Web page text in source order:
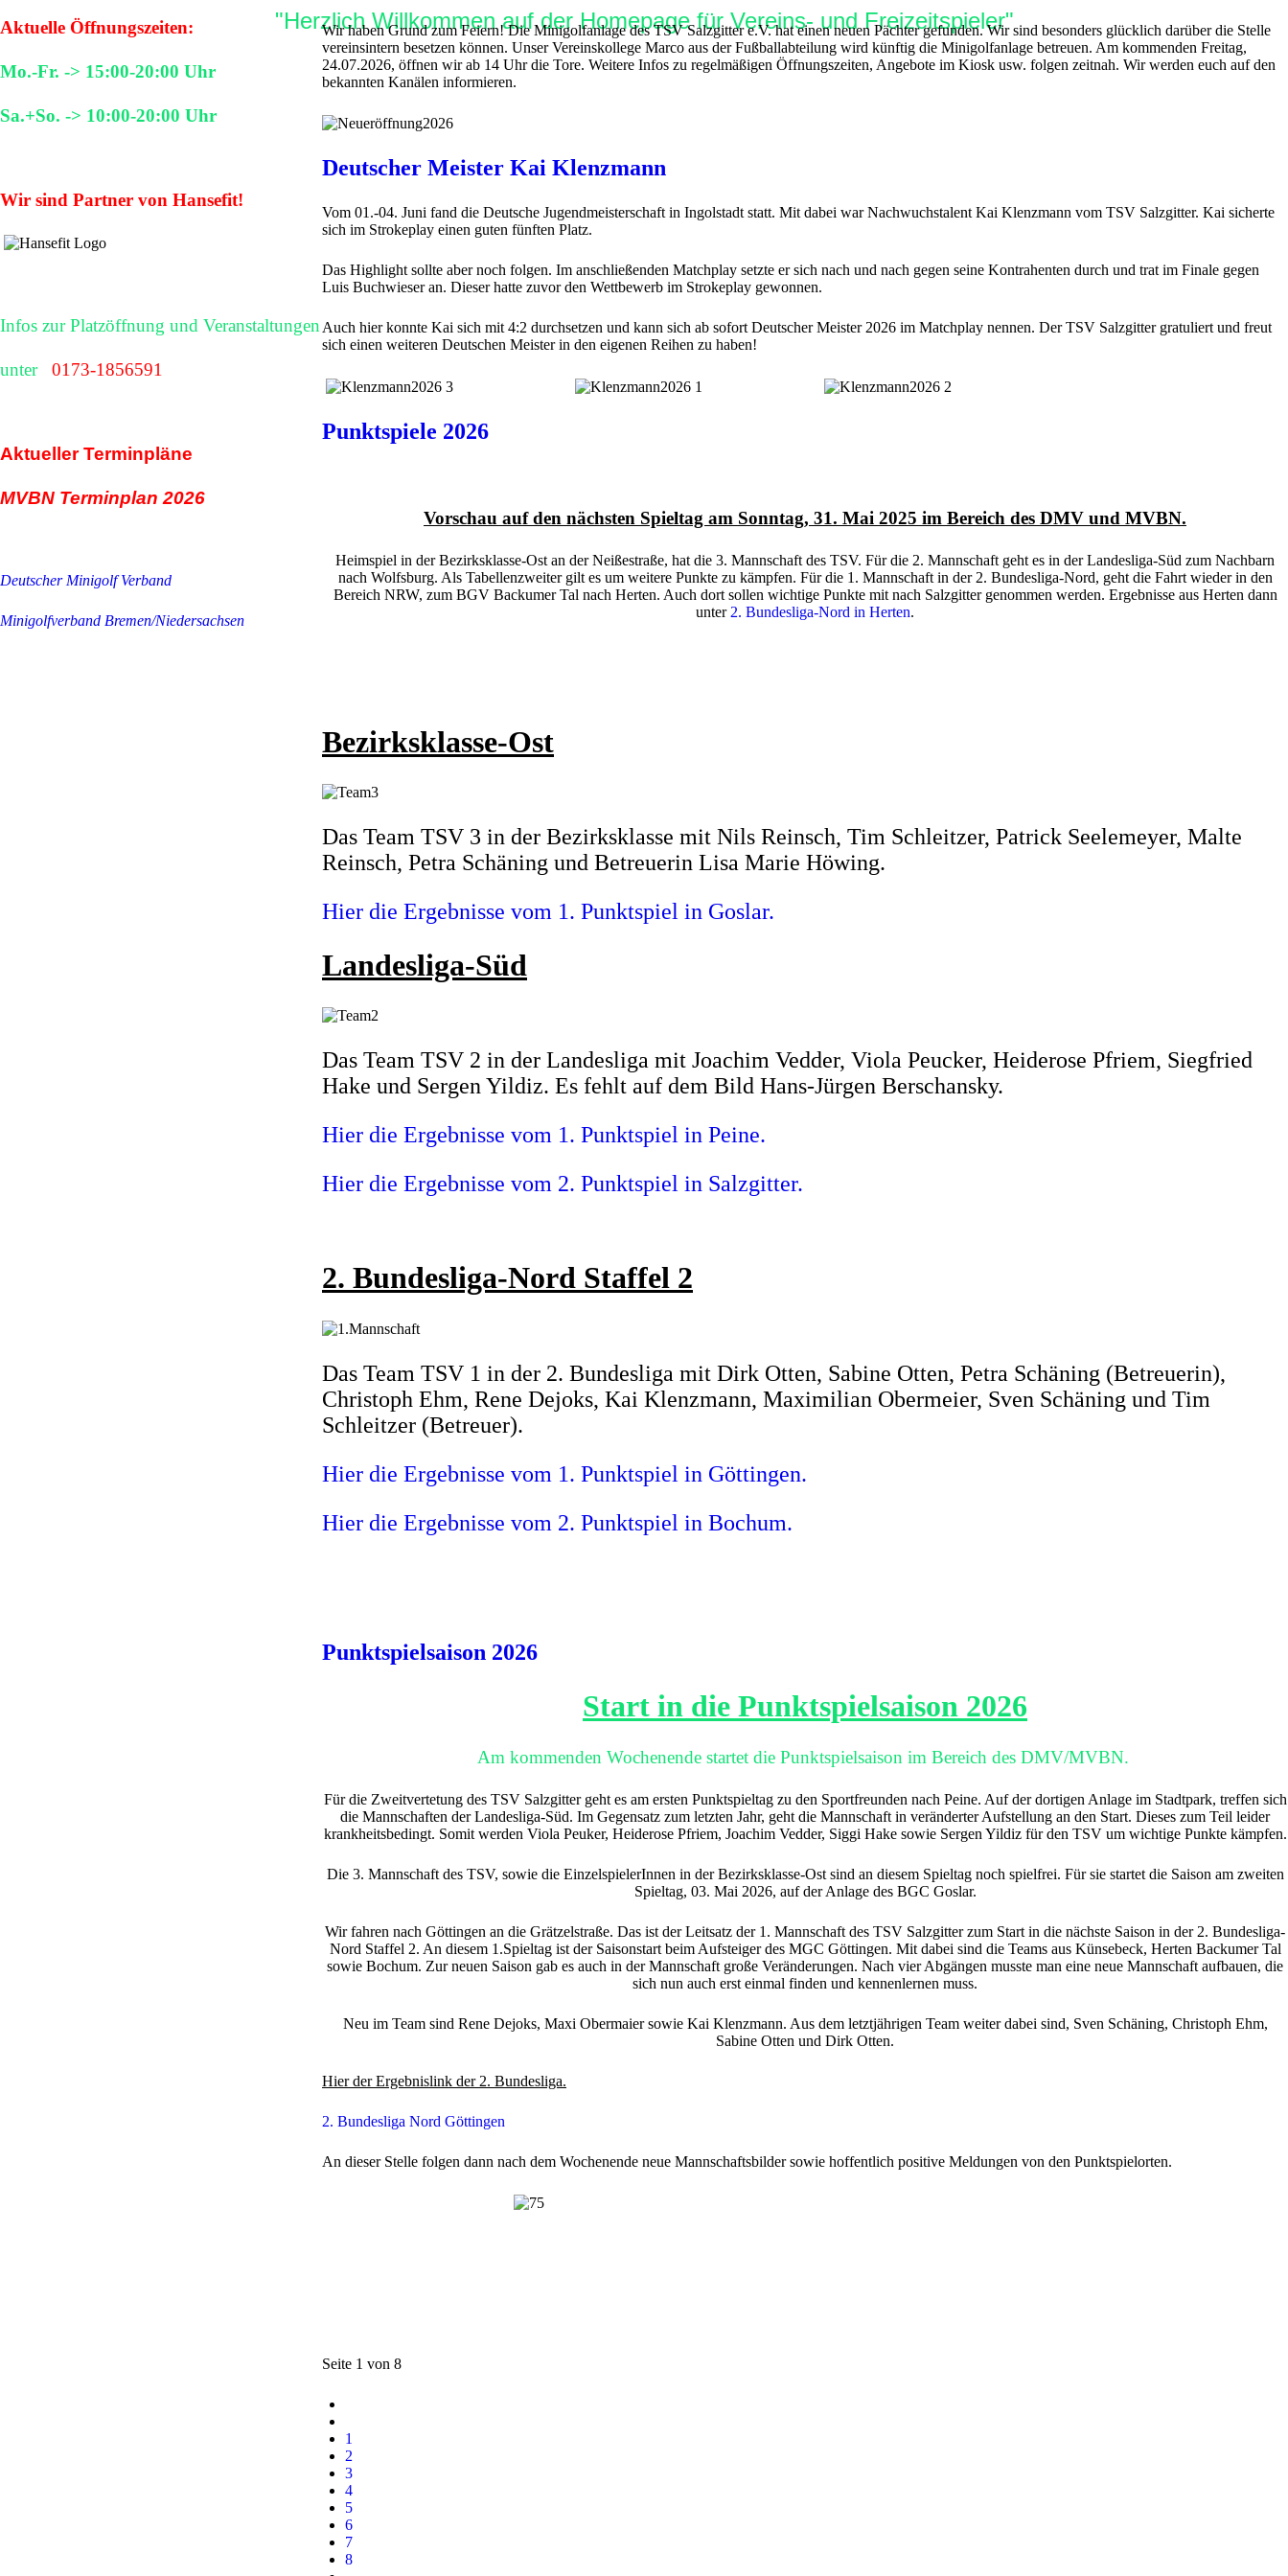
"Herzlich Willkommen auf der Homepage für Vereins- und Freizeitspieler"
Aktuelle Öffnungszeiten:
Mo.-Fr. -> 15:00-20:00 Uhr
Sa.+So. -> 10:00-20:00 Uhr
Wir sind Partner von Hansefit!
Infos zur Platzöffnung und Veranstaltungen
unter 0173-1856591
Aktueller Terminpläne
MVBN Terminplan 2026
Deutscher Minigolf Verband
Minigolfverband Bremen/Niedersachsen
Wir haben Grund zum Feiern! Die Minigolfanlage des TSV Salzgitter e.V. hat einen neuen Pächter gefunden. Wir sind besonders glücklich darüber die Stelle
vereinsintern besetzen können. Unser Vereinskollege Marco aus der Fußballabteilung wird künftig die Minigolfanlage betreuen. Am kommenden Freitag,
24.07.2026, öffnen wir ab 14 Uhr die Tore. Weitere Infos zu regelmäßigen Öffnungszeiten, Angebote im Kiosk usw. folgen zeitnah. Wir werden euch auf den
bekannten Kanälen informieren.
Deutscher Meister Kai Klenzmann
Vom 01.-04. Juni fand die Deutsche Jugendmeisterschaft in Ingolstadt statt. Mit dabei war Nachwuchstalent Kai Klenzmann vom TSV Salzgitter. Kai sicherte
sich im Strokeplay einen guten fünften Platz.
Das Highlight sollte aber noch folgen. Im anschließenden Matchplay setzte er sich nach und nach gegen seine Kontrahenten durch und trat im Finale gegen
Luis Buchwieser an. Dieser hatte zuvor den Wettbewerb im Strokeplay gewonnen.
Auch hier konnte Kai sich mit 4:2 durchsetzen und kann sich ab sofort Deutscher Meister 2026 im Matchplay nennen. Der TSV Salzgitter gratuliert und freut
sich einen weiteren Deutschen Meister in den eigenen Reihen zu haben!
Punktspiele 2026
Vorschau auf den nächsten Spieltag am Sonntag, 31. Mai 2025 im Bereich des DMV und MVBN.
Heimspiel in der Bezirksklasse-Ost an der Neißestraße, hat die 3. Mannschaft des TSV. Für die 2. Mannschaft geht es in der Landesliga-Süd zum Nachbarn
nach Wolfsburg. Als Tabellenzweiter gilt es um weitere Punkte zu kämpfen. Für die 1. Mannschaft in der 2. Bundesliga-Nord, geht die Fahrt wieder in den
Bereich NRW, zum BGV Backumer Tal nach Herten. Auch dort sollen wichtige Punkte mit nach Salzgitter genommen werden. Ergebnisse aus Herten dann
unter 2. Bundesliga-Nord in Herten.
Bezirksklasse-Ost
Das Team TSV 3 in der Bezirksklasse mit Nils Reinsch, Tim Schleitzer, Patrick Seelemeyer, Malte
Reinsch, Petra Schäning und Betreuerin Lisa Marie Höwing.
Hier die Ergebnisse vom 1. Punktspiel in Goslar.
Landesliga-Süd
Das Team TSV 2 in der Landesliga mit Joachim Vedder, Viola Peucker, Heiderose Pfriem, Siegfried
Hake und Sergen Yildiz. Es fehlt auf dem Bild Hans-Jürgen Berschansky.
Hier die Ergebnisse vom 1. Punktspiel in Peine.
Hier die Ergebnisse vom 2. Punktspiel in Salzgitter.
2. Bundesliga-Nord Staffel 2
Das Team TSV 1 in der 2. Bundesliga mit Dirk Otten, Sabine Otten, Petra Schäning (Betreuerin),
Christoph Ehm, Rene Dejoks, Kai Klenzmann, Maximilian Obermeier, Sven Schäning und Tim
Schleitzer (Betreuer).
Hier die Ergebnisse vom 1. Punktspiel in Göttingen.
Hier die Ergebnisse vom 2. Punktspiel in Bochum.
Punktspielsaison 2026
Start in die Punktspielsaison 2026
Am kommenden Wochenende startet die Punktspielsaison im Bereich des DMV/MVBN.
Für die Zweitvertetung des TSV Salzgitter geht es am ersten Punktspieltag zu den Sportfreunden nach Peine. Auf der dortigen Anlage im Stadtpark, treffen sich
die Mannschaften der Landesliga-Süd. Im Gegensatz zum letzten Jahr, geht die Mannschaft in veränderter Aufstellung an den Start. Dieses zum Teil leider
krankheitsbedingt. Somit werden Viola Peuker, Heiderose Pfriem, Joachim Vedder, Siggi Hake sowie Sergen Yildiz für den TSV um wichtige Punkte kämpfen.
Die 3. Mannschaft des TSV, sowie die EinzelspielerInnen in der Bezirksklasse-Ost sind an diesem Spieltag noch spielfrei. Für sie startet die Saison am zweiten
Spieltag, 03. Mai 2026, auf der Anlage des BGC Goslar.
Wir fahren nach Göttingen an die Grätzelstraße. Das ist der Leitsatz der 1. Mannschaft des TSV Salzgitter zum Start in die nächste Saison in der 2. Bundesliga-
Nord Staffel 2. An diesem 1.Spieltag ist der Saisonstart beim Aufsteiger des MGC Göttingen. Mit dabei sind die Teams aus Künsebeck, Herten Backumer Tal
sowie Bochum. Zur neuen Saison gab es auch in der Mannschaft große Veränderungen. Nach vier Abgängen musste man eine neue Mannschaft aufbauen, die
sich nun auch erst einmal finden und kennenlernen muss.
Neu im Team sind Rene Dejoks, Maxi Obermaier sowie Kai Klenzmann. Aus dem letztjährigen Team weiter dabei sind, Sven Schäning, Christoph Ehm,
Sabine Otten und Dirk Otten.
Hier der Ergebnislink der 2. Bundesliga.
2. Bundesliga Nord Göttingen
An dieser Stelle folgen dann nach dem Wochenende neue Mannschaftsbilder sowie hoffentlich positive Meldungen von den Punktspielorten.
Seite 1 von 8
1
2
3
4
5
6
7
8